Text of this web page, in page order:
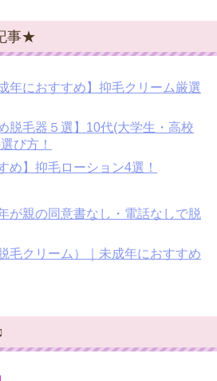
事★
年におすすめ】抑毛クリーム厳選
脱毛器５選】10代(大学生・高校
び方！
め】抑毛ローション4選！
が親の同意書なし・電話なしで脱
毛クリーム）｜未成年におすすめ